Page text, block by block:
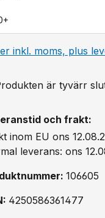
inkl. moms, plus
är tyvärr
och frakt:
inom EU ons
leverans: ons
106605
4250586361477